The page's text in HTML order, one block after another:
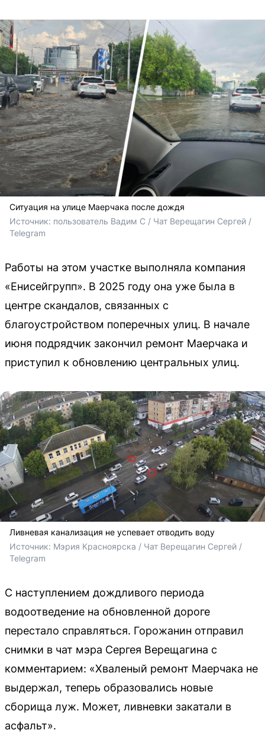
Ситуация на улице Маерчака после дождя
Источник: пользователь Вадим С / Чат Верещагин Сергей /
Telegram
Работы на этом участке выполняла компания
«Енисейгрупп». В 2025 году она уже была в
центре скандалов, связанных с
благоустройством поперечных улиц. В начале
июня подрядчик закончил ремонт Маерчака и
приступил к обновлению центральных улиц.
Ливневая канализация не успевает отводить воду
Источник: Мэрия Красноярска / Чат Верещагин Сергей /
Telegram
С наступлением дождливого периода
водоотведение на обновленной дороге
перестало справляться. Горожанин отправил
снимки в чат мэра Сергея Верещагина с
комментарием: «Хваленый ремонт Маерчака не
выдержал, теперь образовались новые
сборища луж. Может, ливневки закатали в
асфальт».